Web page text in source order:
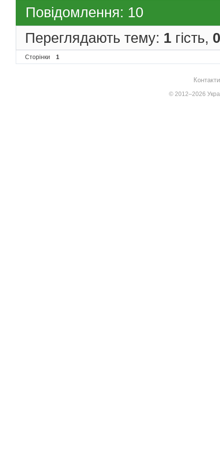
Повідомлення: 10
Переглядають тему: 1 гість, 0
Сторінки 1
© 2012–2026